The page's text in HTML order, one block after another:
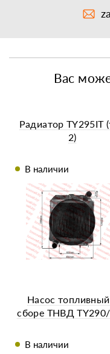
Вас
Радиатор TY295IT
2)
В наличии
Насос
сборе ТНВД
В наличии